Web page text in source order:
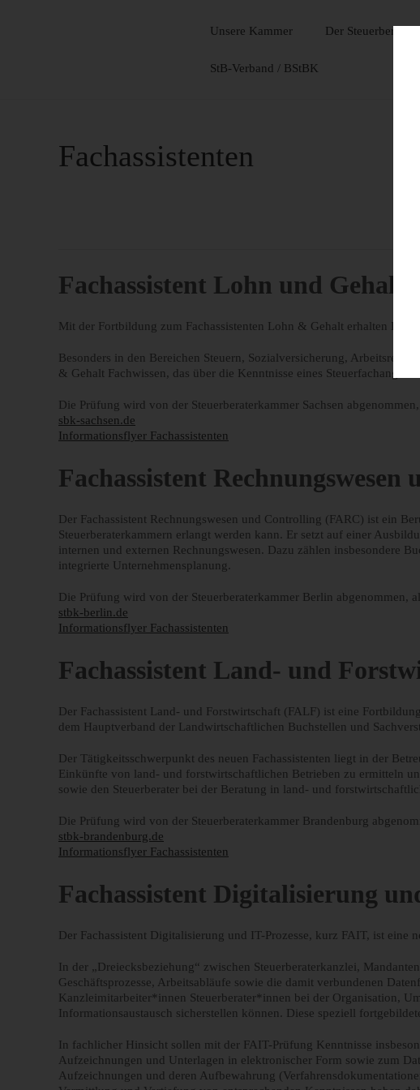
Unsere Kammer Der Steuerberater
StB-Verband / BStBK
Fachassistenten
Fachassistent Lohn und Gehalt
Mit der Fortbildung zum Fachassistenten Lohn & Gehalt erhalten
Besonders in den Bereichen Steuern, Sozialversicherung,
& Gehalt Fachwissen, das über die Kenntnisse eines
Die Prüfung wird von der Steuerberaterkammer Sachsen
sbk-sachsen.de
Informationsflyer Fachassistenten
Fachassistent
Der Fachassistent Rechnungswesen und Controlling (FARC) ist ein
Steuerberaterkammern erlangt werden kann. Er setzt auf einer
internen und externen Rechnungswesen. Dazu zählen insbesondere
integrierte Unternehmensplanung.
Die Prüfung wird von der Steuerberaterkammer Berlin
stbk-berlin.de
Informationsflyer Fachassistenten
Fachassistent Land- und
Der Fachassistent Land- und Forstwirtschaft (FALF) ist eine
dem Hauptverband der Landwirtschaftlichen Buchstellen und
Der Tätigkeitsschwerpunkt des neuen Fachassistenten liegt in der
Einkünfte von land- und forstwirtschaftlichen Betrieben zu ermitteln
sowie den Steuerberater bei der Beratung in land- und
Die Prüfung wird von der Steuerberaterkammer Brandenburg
stbk-brandenburg.de
Informationsflyer Fachassistenten
Fachassistent Digitalisierung
Der Fachassistent Digitalisierung und IT-Prozesse, kurz FAIT, ist
In der „Dreiecksbeziehung“ zwischen Steuerberaterkanzlei,
Geschäftsprozesse, Arbeitsabläufe sowie die damit verbundenen
Kanzleimitarbeiter*innen Steuerberater*innen bei der Organisation,
Informationsaustausch sicherstellen können. Diese speziell
In fachlicher Hinsicht sollen mit der FAIT-Prüfung Kenntnisse
Aufzeichnungen und Unterlagen in elektronischer Form sowie zum
Aufzeichnungen und deren Aufbewahrung